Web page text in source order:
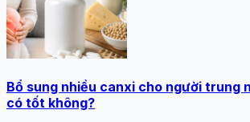
Bổ sung nhiều canxi cho người trung
có tốt không?